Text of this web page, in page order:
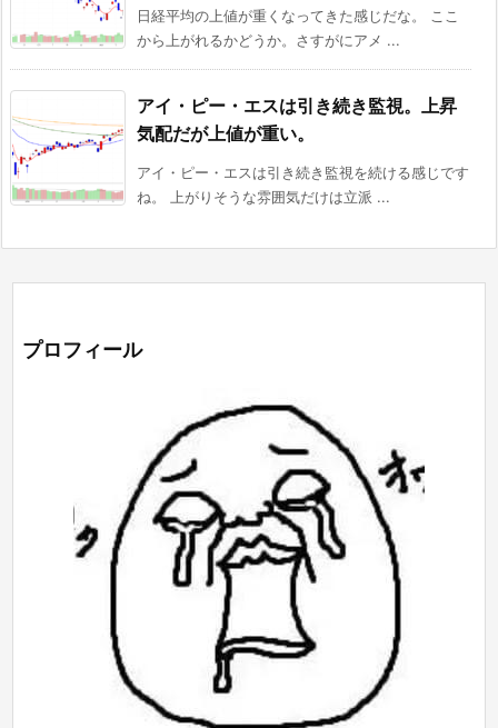
日経平均の上値が重くなってきた感じだな。 ここ
から上がれるかどうか。さすがにアメ ...
アイ・ピー・エスは引き続き監視。上昇
気配だが上値が重い。
アイ・ピー・エスは引き続き監視を続ける感じです
ね。 上がりそうな雰囲気だけは立派 ...
プロフィール